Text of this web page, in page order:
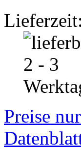
Lieferzeit:
Preise